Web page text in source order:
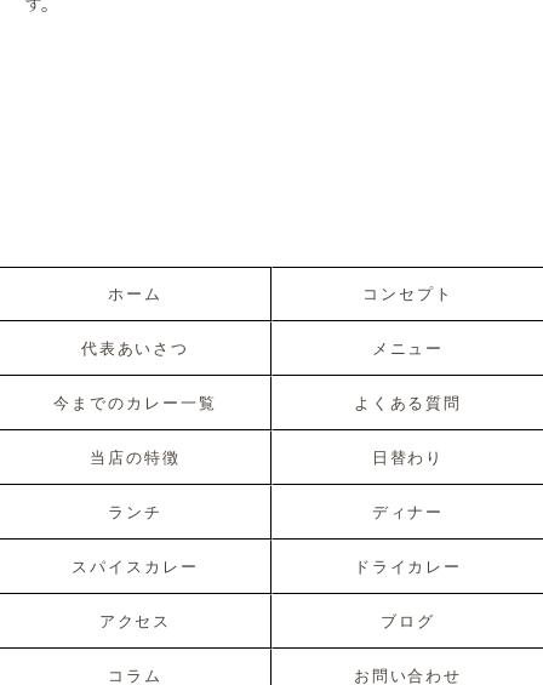
ホーム コンセプト
代表あいさつ メニュー
今までのカレー一覧 よくある質問
当店の特徴 日替わり
ランチ ディナー
スパイスカレー ドライカレー
アクセス ブログ
コラム お問い合わせ